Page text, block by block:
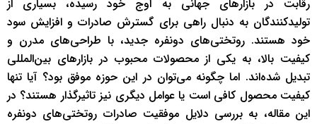
رقابت در بازارهای جهانی به اوج خود رسیده، بسیاری از
تولیدکنندگان به دنبال راهی برای گسترش صادرات و افزایش سود
خود هستند. روتختی‌های دونفره جدید، با طراحی‌های مدرن و
کیفیت بالا، به یکی از محصولات محبوب در بازارهای بین‌المللی
تبدیل شده‌اند. اما چگونه می‌توان در این حوزه موفق بود؟ آیا تنها
کیفیت محصول کافی است یا عوامل دیگری نیز تاثیرگذار هستند؟ در
این مقاله، به بررسی دلایل موفقیت صادرات روتختی‌های دونفره